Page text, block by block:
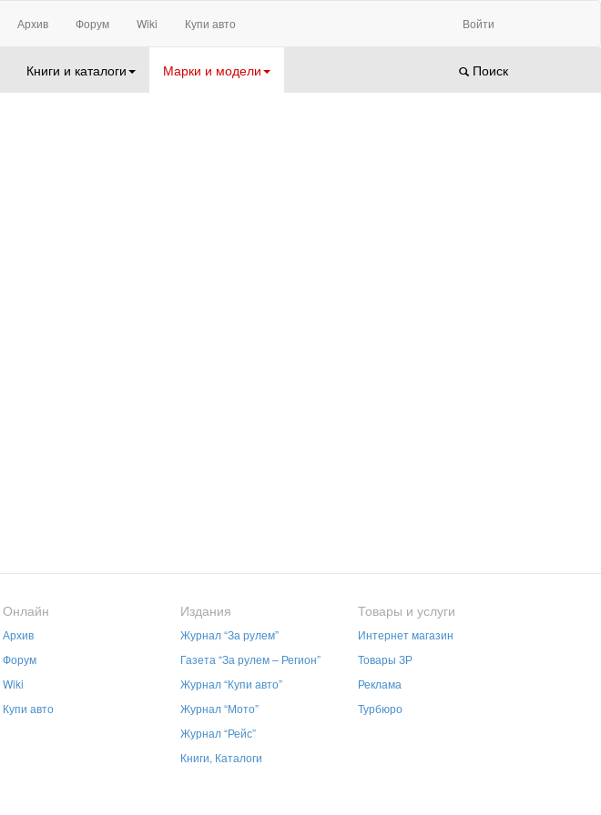
Архив Форум Wiki Купи авто Войти
Книги и каталоги Марки и модели Поиск
Онлайн
Архив
Форум
Wiki
Купи авто
Издания
Журнал “За рулем”
Газета “За рулем – Регион”
Журнал “Купи авто”
Журнал “Мото”
Журнал “Рейс”
Книги, Каталоги
Товары и услуги
Интернет магазин
Товары ЗР
Реклама
Турбюро